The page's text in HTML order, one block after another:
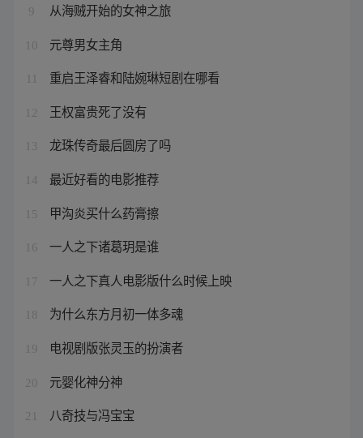
9 从海贼开始的女神之旅
10 元尊男女主角
重启王泽睿和陆婉琳短剧在哪看
12 王权富贵死了没有
13 龙珠传奇最后圆房了吗
14 最近好看的电影推荐
15 甲沟炎买什么药膏擦
16 一人之下诸葛玥是谁
17 一人之下真人电影版什么时候上映
18 为什么东方月初一体多魂
19 电视剧版张灵玉的扮演者
20 元婴化神分神
21 八奇技与冯宝宝